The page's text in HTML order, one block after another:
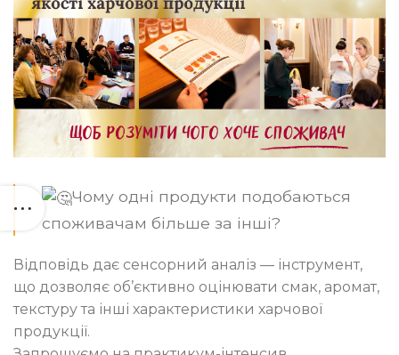
Чому одні продукти подобаються
споживачам більше за інші?
Відповідь дає сенсорний аналіз — інструмент,
що дозволяє об’єктивно оцінювати смак, аромат,
текстуру та інші характеристики харчової
продукції.